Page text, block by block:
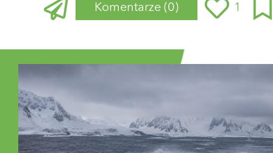
Komentarze (0) 1